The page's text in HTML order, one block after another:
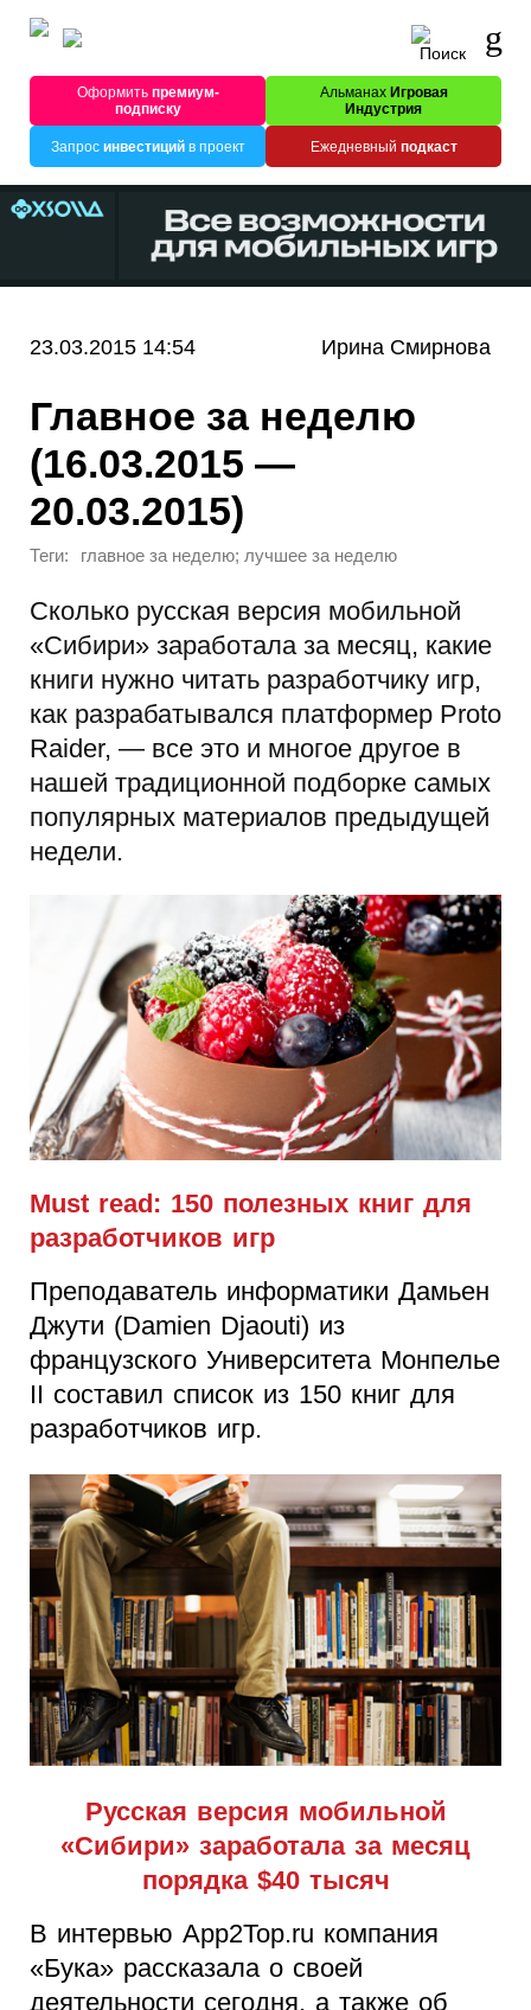
Оформитьпремиум-
подписку
Альманах Игровая
Индустрия
Запрос инвестицийв проект Ежедневный подкаст
23.03.2015 14:54 Ирина Смирнова
Главное за неделю
(16.03.2015 —
20.03.2015)
Теги: главное за неделю; лучшее за неделю
Сколько русская версия мобильной
«Сибири» заработала за месяц, какие
книги нужно читать разработчику игр,
как разрабатывался платформер Proto
Raider, — все это и многое другое в
нашей традиционной подборке самых
популярных материалов предыдущей
недели.
Must read: 150 полезных книг для
разработчиков игр
Преподаватель информатики Дамьен
Джути (Damien Djaouti) из
французского Университета Монпелье
II составил список из 150 книг для
разработчиков игр.
Русская версия мобильной
«Сибири» заработала за месяц
порядка $40 тысяч
В интервью App2Top.ru компания
«Бука» рассказала о своей
деятельности сегодня, а также об